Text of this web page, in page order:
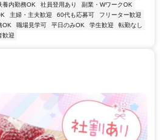
養内勤務OK 社員登用あり
副業・WワークOK
主婦・主夫歓迎 60代も応募可
フリーター歓迎
OK 職場見学可 平日のみOK 学生歓迎
転勤なし
歓迎